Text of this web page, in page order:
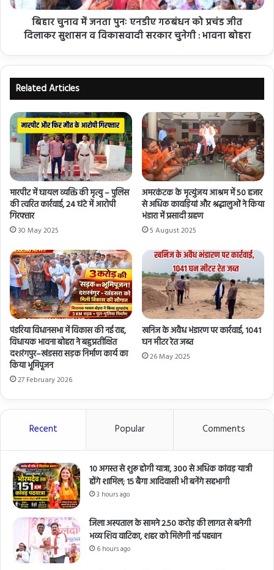
बिहार चुनाव में जनता पुनः एनडीए गठबंधन को प्रचंड जीत
दिलाकर सुशासन व विकासवादी सरकार चुनेगी : भावना बोहरा
Related Articles
मारपीट में घायल व्यक्ति की मृत्यु – पुलिस
की त्वरित कार्रवाई, 24 घंटे में आरोपी
गिरफ्तार
30 May 2025
अमरकंटक के मृत्युंजय आश्रम में 50 हजार
से अधिक कावड़ियां और श्रद्धालुओं ने किया
भंडारा में प्रसादी ग्रहण
5 August 2025
पंडरिया विधानसभा में विकास की नई राह,
विधायक भावना बोहरा ने बहुप्रतीक्षित
दशरंगपुर–खंडसरा सड़क निर्माण कार्य का
किया भूमिपूजन
27 February 2026
खनिज के अवैध भंडारण पर कार्रवाई, 1041
घन मीटर रेत जब्त
26 May 2025
Recent Popular Comments
10 अगस्त से शुरू होगी यात्रा, 300 से अधिक कांवड़ यात्री
होंगे शामिल; 15 बैगा आदिवासी भी बनेंगे सहभागी
3 hours ago
जिला अस्पताल के सामने 2.50 करोड़ की लागत से बनेगी
भव्य शिव वाटिका, शहर को मिलेगी नई पहचान
6 hours ago